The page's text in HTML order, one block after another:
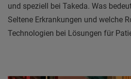
und speziell bei Takeda. Was
Seltene Erkrankungen und welche
Technologien bei Lösungen für